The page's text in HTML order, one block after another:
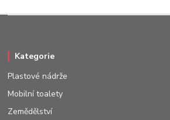
Kategorie
Plastové nádrže
Mobilní toalety
Zemědělství